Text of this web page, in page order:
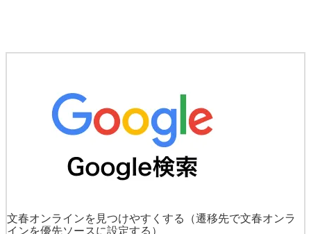
文春オンラインを見つけやすくする
（遷移先で文春オンラ
インを優先ソースに設定する）